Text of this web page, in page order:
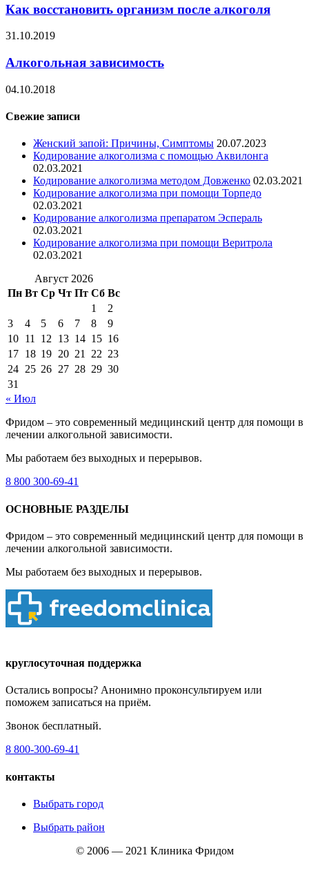
Как восстановить организм после алкоголя
31.10.2019
Алкогольная зависимость
04.10.2018
Свежие записи
Женский запой: Причины, Симптомы 20.07.2023
Кодирование алкоголизма с помощью Аквилонга
02.03.2021
Кодирование алкоголизма методом Довженко 02.03.2021
Кодирование алкоголизма при помощи Торпедо
02.03.2021
Кодирование алкоголизма препаратом Эспераль
02.03.2021
Кодирование алкоголизма при помощи Веритрола
02.03.2021
Август 2026
Пн Вт Ср Чт Пт Сб Вс
1
2
3
4 5 6 7 8
9
10 11 12 13 14 15 16
17 18 19 20 21 22 23
24 25 26 27 28 29 30
31
« Июл
Фридом – это современный медицинский центр для помощи в
лечении алкогольной зависимости.
Мы работаем без выходных и перерывов.
8 800 300-69-41
ОСНОВНЫЕ РАЗДЕЛЫ
Фридом – это современный медицинский центр для помощи в
лечении алкогольной зависимости.
Мы работаем без выходных и перерывов.
круглосуточная поддержка
Остались вопросы? Анонимно проконсультируем или
поможем записаться на приём.
Звонок бесплатный.
8 800-300-69-41
контакты
Выбрать город
Выбрать район
© 2006 — 2021 Клиника Фридом